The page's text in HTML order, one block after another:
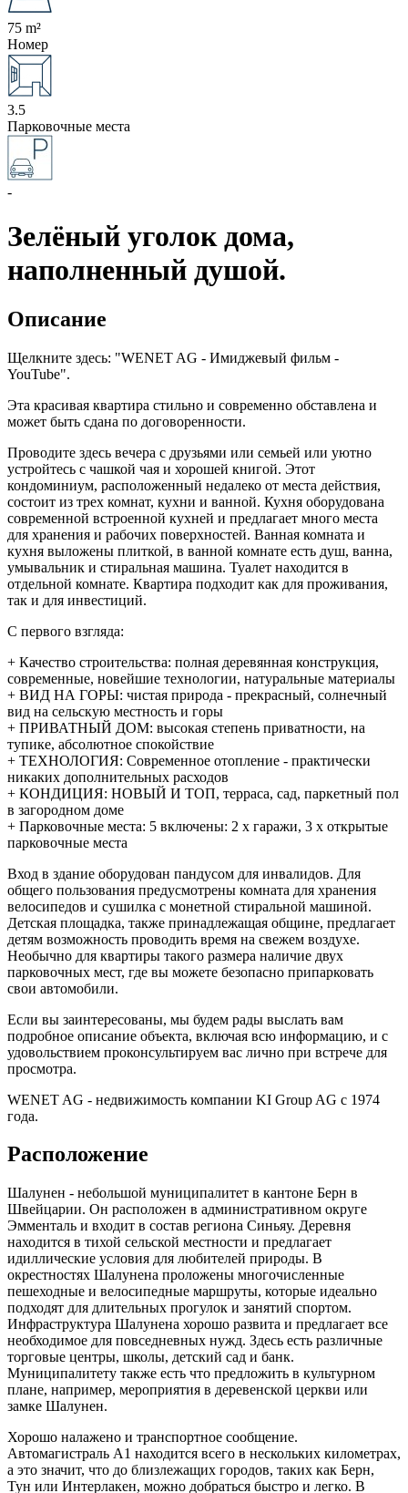
75 m²
Номер
3.5
Парковочные места
-
Зелёный уголок дома,
наполненный душой.
Описание
Щелкните здесь: "WENET AG - Имиджевый фильм -
YouTube".
Эта красивая квартира стильно и современно обставлена и
может быть сдана по договоренности.
Проводите здесь вечера с друзьями или семьей или уютно
устройтесь с чашкой чая и хорошей книгой. Этот
кондоминиум, расположенный недалеко от места действия,
состоит из трех комнат, кухни и ванной. Кухня оборудована
современной встроенной кухней и предлагает много места
для хранения и рабочих поверхностей. Ванная комната и
кухня выложены плиткой, в ванной комнате есть душ, ванна,
умывальник и стиральная машина. Туалет находится в
отдельной комнате. Квартира подходит как для проживания,
так и для инвестиций.
С первого взгляда:
+ Качество строительства: полная деревянная конструкция,
современные, новейшие технологии, натуральные материалы
+ ВИД НА ГОРЫ: чистая природа - прекрасный, солнечный
вид на сельскую местность и горы
+ ПРИВАТНЫЙ ДОМ: высокая степень приватности, на
тупике, абсолютное спокойствие
+ ТЕХНОЛОГИЯ: Современное отопление - практически
никаких дополнительных расходов
+ КОНДИЦИЯ: НОВЫЙ И ТОП, терраса, сад, паркетный пол
в загородном доме
+ Парковочные места: 5 включены: 2 x гаражи, 3 x открытые
парковочные места
Вход в здание оборудован пандусом для инвалидов. Для
общего пользования предусмотрены комната для хранения
велосипедов и сушилка с монетной стиральной машиной.
Детская площадка, также принадлежащая общине, предлагает
детям возможность проводить время на свежем воздухе.
Необычно для квартиры такого размера наличие двух
парковочных мест, где вы можете безопасно припарковать
свои автомобили.
Если вы заинтересованы, мы будем рады выслать вам
подробное описание объекта, включая всю информацию, и с
удовольствием проконсультируем вас лично при встрече для
просмотра.
WENET AG - недвижимость компании KI Group AG с 1974
года.
Расположение
Шалунен - небольшой муниципалитет в кантоне Берн в
Швейцарии. Он расположен в административном округе
Эмменталь и входит в состав региона Синьяу. Деревня
находится в тихой сельской местности и предлагает
идиллические условия для любителей природы. В
окрестностях Шалунена проложены многочисленные
пешеходные и велосипедные маршруты, которые идеально
подходят для длительных прогулок и занятий спортом.
Инфраструктура Шалунена хорошо развита и предлагает все
необходимое для повседневных нужд. Здесь есть различные
торговые центры, школы, детский сад и банк.
Муниципалитету также есть что предложить в культурном
плане, например, мероприятия в деревенской церкви или
замке Шалунен.
Хорошо налажено и транспортное сообщение.
Автомагистраль A1 находится всего в нескольких километрах,
а это значит, что до близлежащих городов, таких как Берн,
Тун или Интерлакен, можно добраться быстро и легко. В